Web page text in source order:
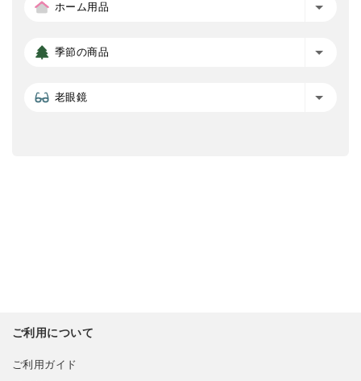
ホーム用品
季節の商品
老眼鏡
ご利用について
ご利用ガイド